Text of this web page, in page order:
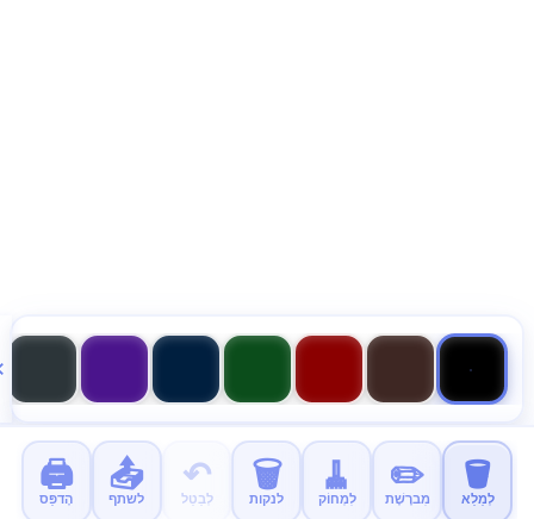
🪣
לְמַלֵא
✏️
מִברֶשֶׁת
🧹
לִמְחוֹק
🗑️
לנקות
↶
לְבַטֵל
📤
לשתף
🖨️
הֶדפֵּס